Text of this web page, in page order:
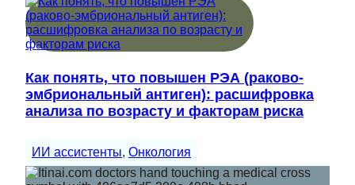
Как понять, что повышен РЭА (раково-
эмбриональный антиген): расшифровка
анализа по возрасту и факторам риска
ИИ ассистенты, Онкология